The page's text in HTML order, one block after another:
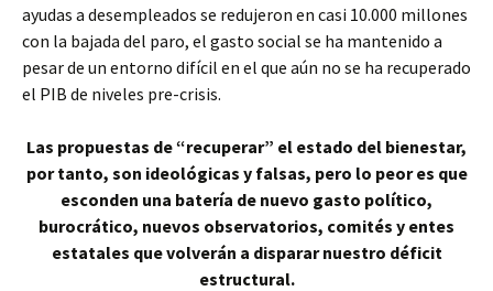
ayudas a desempleados se redujeron en casi 10.000 millones
con la bajada del paro, el gasto social se ha mantenido a
pesar de un entorno difícil en el que aún no se ha recuperado
el PIB de niveles pre-crisis.
Las propuestas de “recuperar” el estado del bienestar,
por tanto, son ideológicas y falsas, pero lo peor es que
esconden una batería de nuevo gasto político,
burocrático, nuevos observatorios, comités y entes
estatales que volverán a disparar nuestro déficit
estructural.